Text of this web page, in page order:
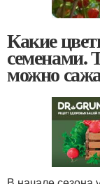
Какие
семенами.
можно